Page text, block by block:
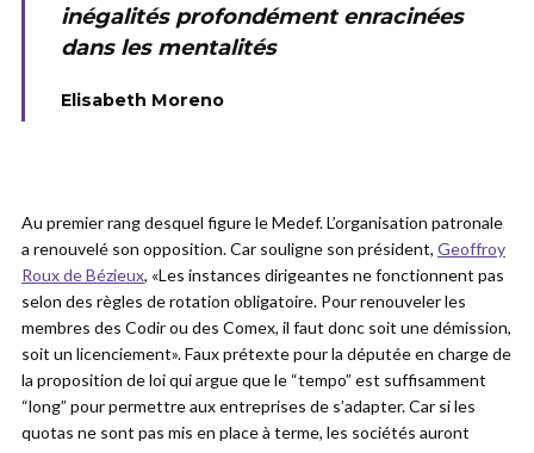
inégalités profondément enracinées
dans les mentalités
Elisabeth Moreno
Au premier rang desquel figure le Medef. L’organisation patronale
a renouvelé son opposition. Car souligne son président, Geoffroy
Roux de Bézieux, «Les instances dirigeantes ne fonctionnent pas
selon des règles de rotation obligatoire. Pour renouveler les
membres des Codir ou des Comex, il faut donc soit une démission,
soit un licenciement». Faux prétexte pour la députée en charge de
la proposition de loi qui argue que le “tempo” est suffisamment
“long” pour permettre aux entreprises de s’adapter. Car si les
quotas ne sont pas mis en place à terme, les sociétés auront